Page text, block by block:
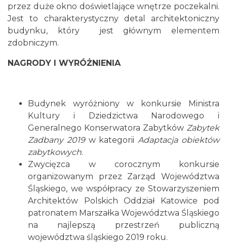
przez duże okno doświetlające wnętrze poczekalni.
Jest to charakterystyczny detal architektoniczny
budynku, który jest głównym elementem
zdobniczym.
NAGRODY I WYRÓŻNIENIA
Budynek wyróżniony w konkursie Ministra
Kultury i Dziedzictwa Narodowego i
Generalnego Konserwatora Zabytków Zabytek
Zadbany 2019w kategoriiAdaptacja obiektów
zabytkowych.
Zwycięzca w corocznym konkursie
organizowanym przez Zarząd Województwa
Śląskiego, we współpracy ze Stowarzyszeniem
Architektów Polskich Oddział Katowice pod
patronatem Marszałka Województwa Śląskiego
na najlepszą przestrzeń publiczną
województwa śląskiego 2019 roku.